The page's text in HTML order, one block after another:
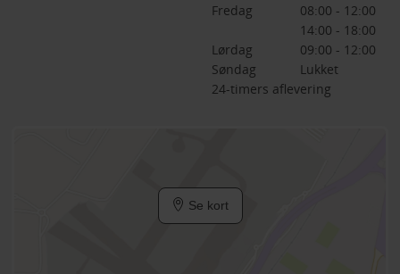
Fredag
08:00 - 12:00
14:00 - 18:00
Lørdag
09:00 - 12:00
Søndag
Lukket
24-timers aflevering
Se kort